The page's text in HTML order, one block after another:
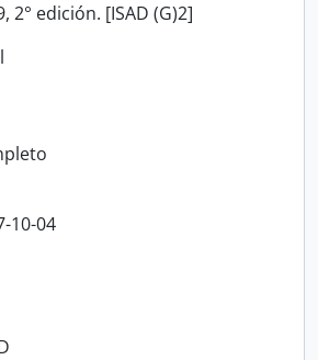
2° edición. [ISAD (G)2]
10-04